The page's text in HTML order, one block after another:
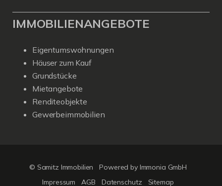
IMMOBILIENANGEBOTE
Eigentumswohnungen
Häuser zum Kauf
Grundstücke
Mietangebote
Renditeobjekte
Gewerbeimmobilien
© Samitz Immobilien
Powered by Immonia GmbH
Impressum
AGB Datenschutz Sitemap